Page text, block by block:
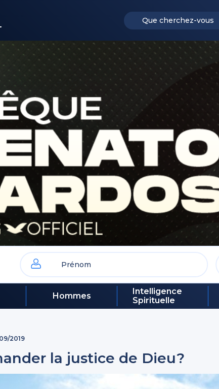
Hommes
Intelligence
Spirituelle
2019
la justice de Dieu?